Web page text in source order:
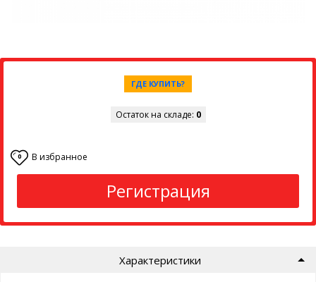
ГДЕ КУПИТЬ?
Остаток на складе: 0
0 В избранное
Регистрация
Характеристики